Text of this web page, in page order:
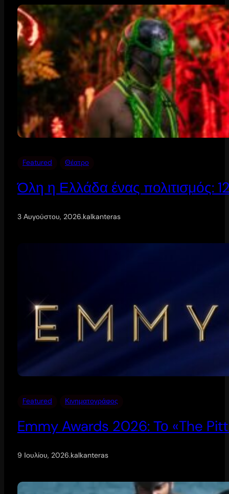
Featured Θέατρο
Όλη η Ελλάδα ένας πολιτισμός:
3 Αυγούστου, 2026.kalkanteras
Featured Κινηματογράφος
Emmy Awards 2026: Το «The
9 Ιουλίου, 2026.kalkanteras